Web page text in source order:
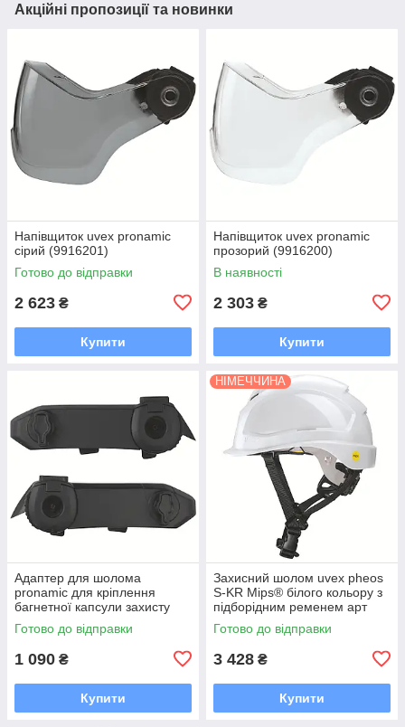
Акційні пропозиції та новинки
Напівщиток uvex pronamic
сірий (9916201)
Готово до відправки
2 623 ₴
Купити
Напівщиток uvex pronamic
прозорий (9916200)
В наявності
2 303 ₴
Купити
Адаптер для шолома
pronamic для кріплення
багнетної капсули захисту
слуху та/або напівкозирка
uvex pronamic
Готово до відправки
1 090 ₴
Купити
НІМЕЧЧИНА
Захисний шолом uvex pheos
S-KR Mips® білого кольору з
підборідним ременем арт
9772090
Готово до відправки
3 428 ₴
Купити